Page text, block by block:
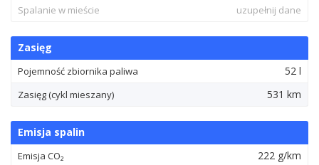
Spalanie w mieście
uzupełnij dane
Zasięg
Pojemność zbiornika paliwa 52 l
Zasięg (cykl mieszany) 531 km
Emisja spalin
Emisja CO₂ 222 g/km